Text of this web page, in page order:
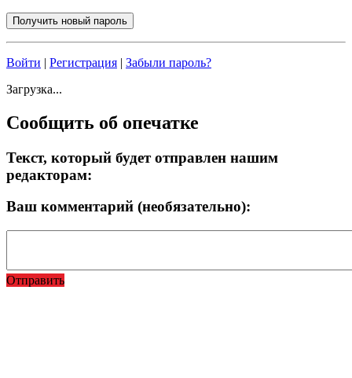
Войти | Регистрация | Забыли пароль?
Загрузка...
Сообщить об опечатке
Текст, который будет отправлен нашим
редакторам:
Ваш комментарий (необязательно):
Отправить